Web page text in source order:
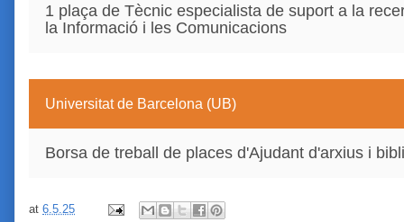
1 plaça de Tècnic especialista de suport a la
la Informació i les Comunicacions
Universitat de Barcelona (UB)
Borsa de treball de places d'Ajudant d'arxius i
at 6.5.25